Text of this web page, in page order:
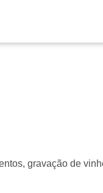
gravação de